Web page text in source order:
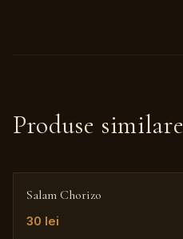
Produse similare
Salam Chorizo
30 lei